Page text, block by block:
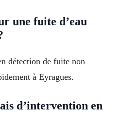
une fuite d’eau
détection de fuite non
à Eyragues.
d’intervention en